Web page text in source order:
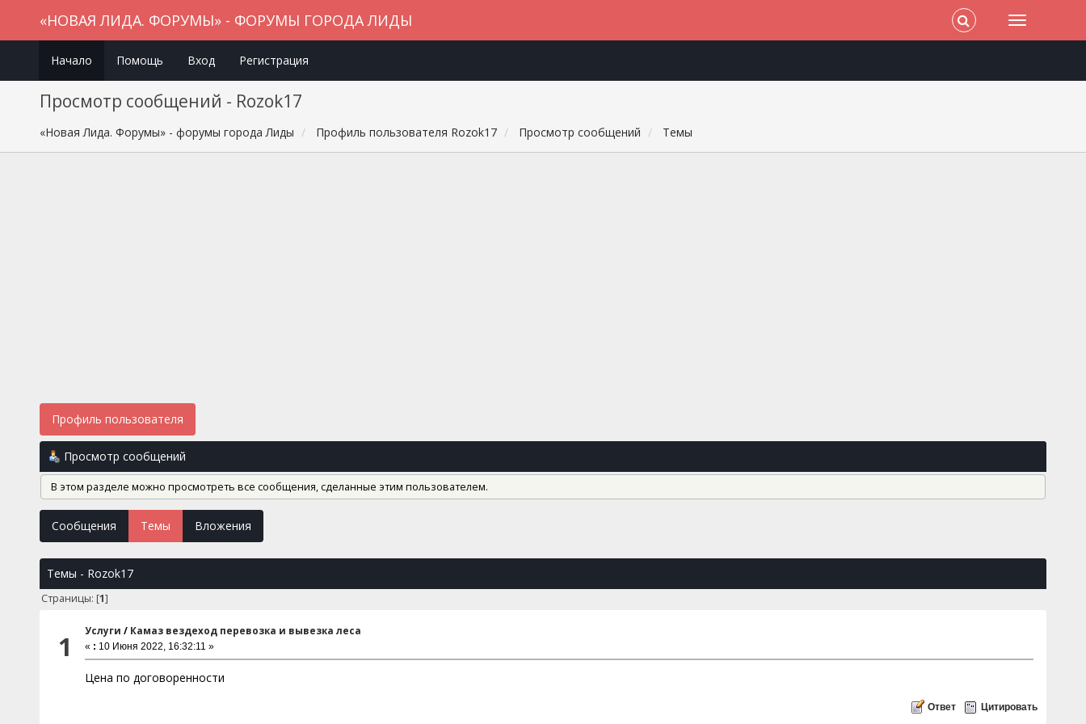
«НОВАЯ ЛИДА. ФОРУМЫ» - ФОРУМЫ ГОРОДА ЛИДЫ
Начало Помощь Вход Регистрация
Просмотр сообщений - Rozok17
«Новая Лида. Форумы» - форумы города Лиды Профиль пользователя Rozok17 Просмотр сообщений Темы
Профиль пользователя
Просмотр сообщений
В этом разделе можно просмотреть все сообщения, сделанные этим пользователем.
Сообщения Темы Вложения
Темы - Rozok17
Страницы: [1]
1 Услуги / Камаз вездеход перевозка и вывезка леса
« : 10 Июня 2022, 16:32:11 »
Цена по договоренности
Ответ Цитировать